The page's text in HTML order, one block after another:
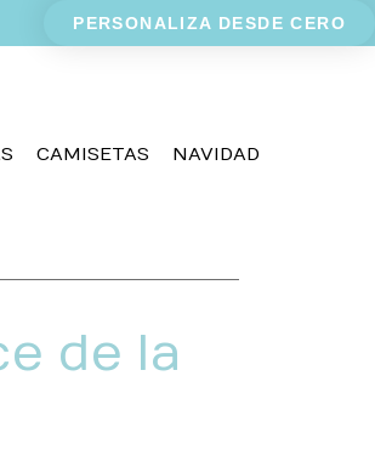
PERSONALIZA DESDE CERO
CAMISETAS NAVIDAD
de la